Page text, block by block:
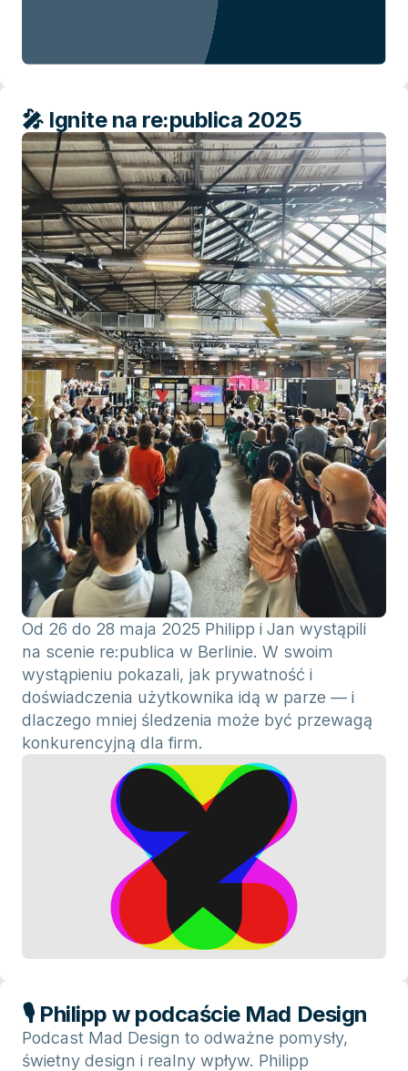
🎤 Ignite na re:publica 2025
Od 26 do 28 maja 2025 Philipp i Jan wystąpili
na scenie re:publica w Berlinie. W swoim
wystąpieniu pokazali, jak prywatność i
doświadczenia użytkownika idą w parze — i
dlaczego mniej śledzenia może być przewagą
konkurencyjną dla firm.
🎙 Philipp w podcaście Mad Design
Podcast Mad Design to odważne pomysły,
świetny design i realny wpływ. Philipp